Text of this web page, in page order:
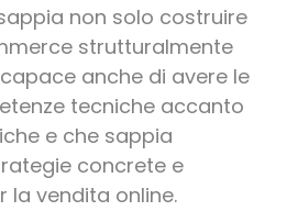
non solo costruire
strutturalmente
anche di avere le
tecniche accanto
e che sappia
concrete e
la vendita online.